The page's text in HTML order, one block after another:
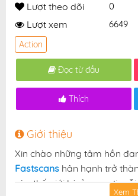
Lượt theo dõi 0
Lượt xem 6649
Action
Đọc từ đầu
Thích
Giới thiệu
Xin chào những tâm hồn
Fastscans hân hạnh trở
vàn thế giới kỳ ảo — nơi
Xem